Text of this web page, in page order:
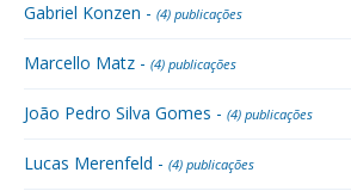
Gabriel Konzen - (4) publicações
Marcello Matz - (4) publicações
João Pedro Silva Gomes - (4) publicações
Lucas Merenfeld - (4) publicações